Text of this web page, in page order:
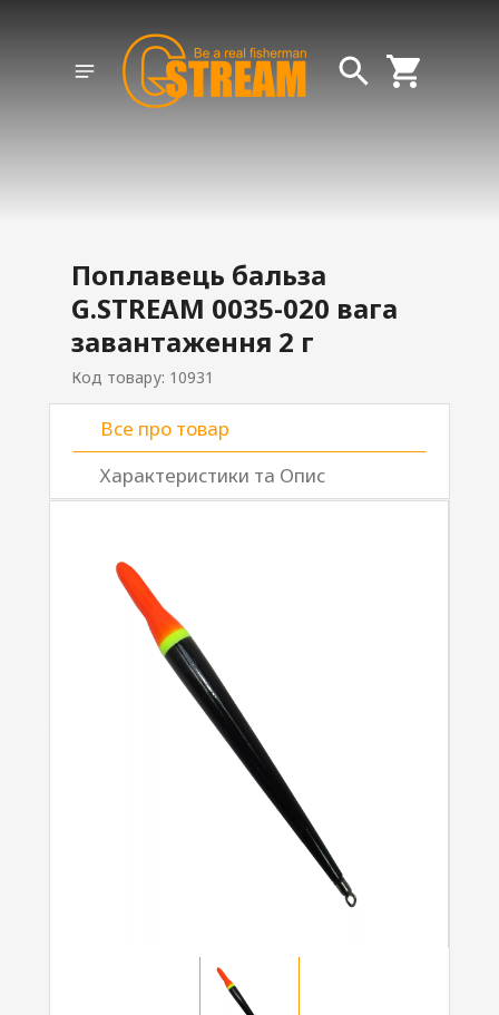
Поплавець бальза
G.STREAM 0035-020 вага
завантаження 2 г
Код товару: 10931
Все про товар
Характеристики та Опис